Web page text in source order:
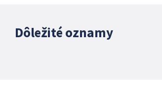
Dôležité oznamy